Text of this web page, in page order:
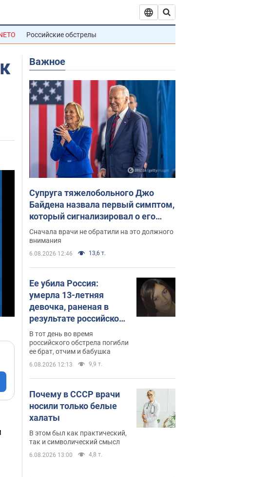
Российские обстрелы
Важное
Супруга тяжелобольного Джо
Байдена назвала первый симптом,
который сигнализировал о его
"агрессивном" раке
Сначала врачи не обратили на это должного
внимания
6.08.2026 12:46 13,6 т.
Ее убила Россия:
умерла 13-летняя
девочка, раненая в
результате российской
атаки на Сумскую
область. Фото
В тот день во время
российского обстрела погибли
ее брат, отчим и бабушка
6.08.2026 12:13 9,9 т.
Почему в СССР врачи
носили только белые
халаты
В этом был как практический,
так и символический смысл
6.08.2026 13:00 4,8 т.